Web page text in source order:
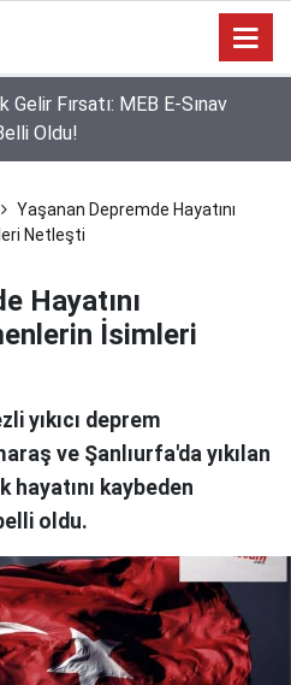
Liyakat ve Öğretmen
Yaşanan Depremde Hayatını
Netleşti
Hayatını
İsimleri
yıkıcı deprem
ve Şanlıurfa'da yıkılan
hayatını kaybeden
oldu.